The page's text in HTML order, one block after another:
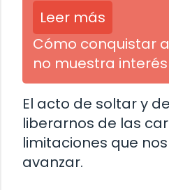
Leer más
Cómo conquistar
no muestra interés
El acto de soltar y
liberarnos de las
limitaciones que
avanzar.